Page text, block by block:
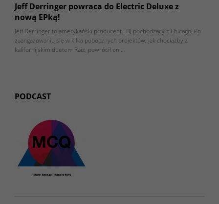
Jeff Derringer powraca do Electric Deluxe z
nową EPką!
Jeff Derringer to amerykański producent i DJ pochodzący z Chicago. Po
zaangażowaniu się w kilka pobocznych projektów, jak chociażby z
kalifornijskim duetem Raiz, powrócił on…
PODCAST